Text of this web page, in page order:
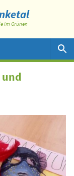
im Grünen